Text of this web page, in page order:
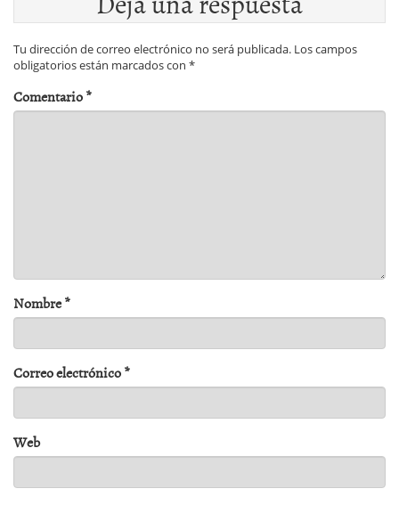
Tu dirección de correo electrónico no será publicada. Los campos
obligatorios están marcados con *
Comentario*
Nombre*
Correo electrónico*
Web